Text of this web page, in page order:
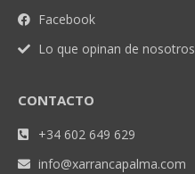
Facebook
Lo que opinan de nosotros
CONTACTO
+34 602 649 629
info@xarrancapalma.com